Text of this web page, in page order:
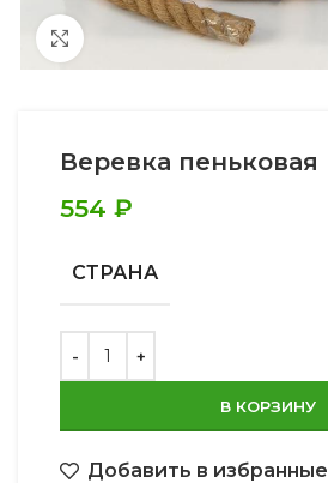
Увеличить
Веревка пеньковая
554 ₽
СТРАНА
В КОРЗИНУ
Добавить в избранные